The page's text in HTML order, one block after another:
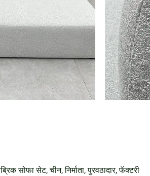
सोफा सेट, चीन, निर्माता, पुरवठादार, फॅक्टरी